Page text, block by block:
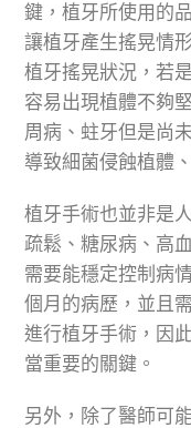
鍵，植牙所使用的
讓植牙產生搖晃情
植牙搖晃狀況，若
容易出現植體不夠
周病、蛀牙但是尚
導致細菌侵蝕植體
植牙手術也並非是
疏鬆、糖尿病、高
需要能穩定控制病
個月的病歷，並且
進行植牙手術，因
當重要的關鍵。
另外，除了醫師可